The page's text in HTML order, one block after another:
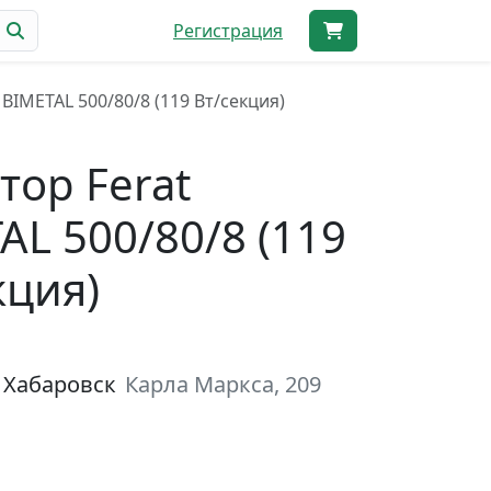
Регистрация
500/80/8 (119 Вт/секция)
Ferat
500/80/8 (119
Карла Маркса, 209